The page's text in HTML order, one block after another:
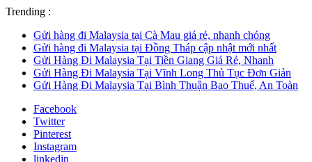
Trending :
Gửi hàng đi Malaysia tại Cà Mau giá rẻ, nhanh chóng
Gửi hàng đi Malaysia tại Đồng Tháp cập nhật mới nhất
Gửi Hàng Đi Malaysia Tại Tiền Giang Giá Rẻ, Nhanh
Gửi Hàng Đi Malaysia Tại Vĩnh Long Thủ Tục Đơn Giản
Gửi Hàng Đi Malaysia Tại Bình Thuận Bao Thuế, An Toàn
Facebook
Twitter
Pinterest
Instagram
linkedin